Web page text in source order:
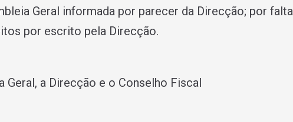
Geral informada por parecer da Direcção; por falta
por escrito pela Direcção.
Geral, a Direcção e o Conselho Fiscal